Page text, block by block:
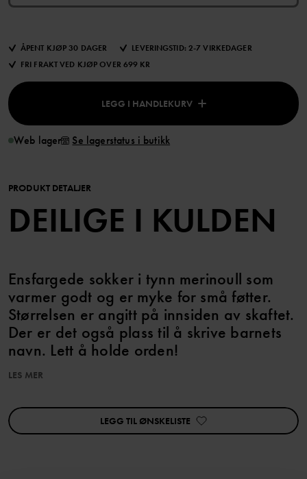
ÅPENT KJØP 30 DAGER
LEVERINGSTID: 2-7 VIRKEDAGER
FRI FRAKT VED KJØP OVER 699 KR
LEGG I HANDLEKURV
Web lager Se lagerstatus i butikk
PRODUKT DETALJER
DEILIGE I KULDEN
Ensfargede sokker i tynn merinoull som
varmer godt og er myke for små føtter.
Størrelsen er angitt på innsiden av skaftet.
Der er det også plass til å skrive barnets
navn. Lett å holde orden!
Varenummer
Produksjonsland:Litauen
Fabrikk
Les mer
LES MER
LEGG TIL ØNSKELISTE